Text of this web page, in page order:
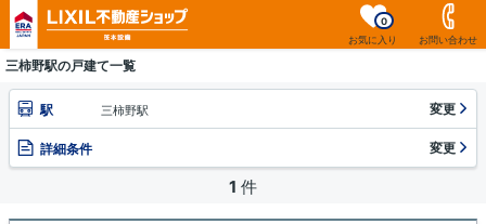
お気に入り
0
お問い合わせ
三柿野駅の戸建て一覧
駅 三柿野駅 変更
詳細条件 変更
1 件